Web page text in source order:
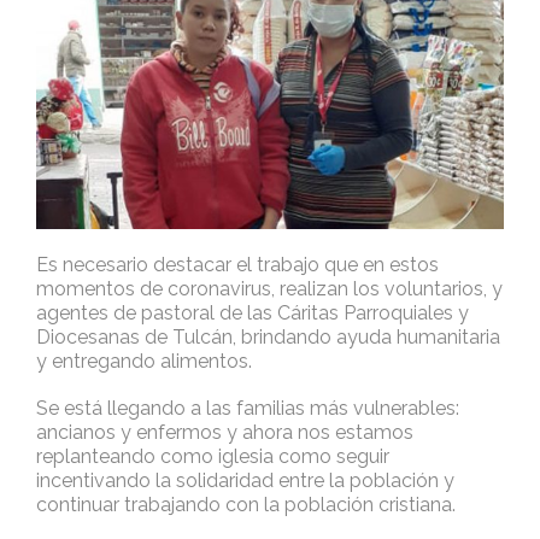
Es necesario destacar el trabajo que en estos
momentos de coronavirus, realizan los voluntarios, y
agentes de pastoral de las Cáritas Parroquiales y
Diocesanas de Tulcán, brindando ayuda humanitaria
y entregando alimentos.
Se está llegando a las familias más vulnerables:
ancianos y enfermos y ahora nos estamos
replanteando como iglesia como seguir
incentivando la solidaridad entre la población y
continuar trabajando con la población cristiana.